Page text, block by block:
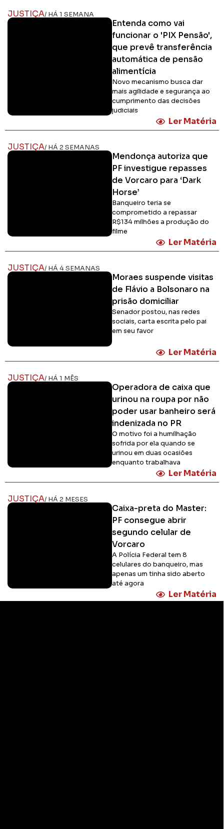
JUSTIÇA/ HÁ 1 SEMANA
Entenda como vai
funcionar o 'PIX Pensão',
que prevê transferência
automática de pensão
alimentícia
Novo mecanismo busca dar
mais agilidade e segurança ao
cumprimento das decisões
judiciais
Ler Matéria
JUSTIÇA/ HÁ 2 SEMANAS
Mendonça autoriza que
PF investigue repasses
de Vorcaro para ‘Dark
Horse’
Banqueiro teria se
comprometido a repassar
R$134 milhões a produção do
filme
Ler Matéria
JUSTIÇA/ HÁ 4 SEMANAS
Moraes suspende visitas
de Flávio a Bolsonaro na
prisão domiciliar
Senador postou, nas redes
sociais, carta escrita pelo pai
em seu favor
Ler Matéria
JUSTIÇA/ HÁ 1 MÊS
Operadora de caixa que
urinou na roupa por não
poder usar banheiro será
indenizada no PR
O motivo foi a humilhação
sofrida por ela quando se
urinou em duas ocasiões
enquanto trabalhava
Ler Matéria
JUSTIÇA/ HÁ 2 MESES
Caixa-preta do Master:
PF consegue abrir
segundo celular de
Vorcaro
A Polícia Federal tem 8
celulares do banqueiro, mas
apenas um tinha sido aberto
até agora
Ler Matéria